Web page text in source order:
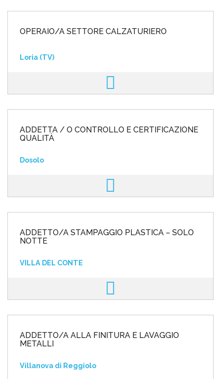
OPERAIO/A SETTORE CALZATURIERO
Loria (TV)
ADDETTA / O CONTROLLO E CERTIFICAZIONE
QUALITÀ
Dosolo
ADDETTO/A STAMPAGGIO PLASTICA – SOLO
NOTTE
VILLA DEL CONTE
ADDETTO/A ALLA FINITURA E LAVAGGIO
METALLI
Villanova di Reggiolo